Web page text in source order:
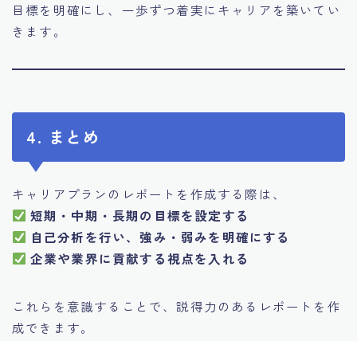
目標を明確にし、一歩ずつ着実にキャリアを築いてい
きます。
4. まとめ
キャリアプランのレポートを作成する際は、
短期・中期・長期の目標を設定する
自己分析を行い、強み・弱みを明確にする
企業や業界に貢献する視点を入れる
これらを意識することで、説得力のあるレポートを作
成できます。